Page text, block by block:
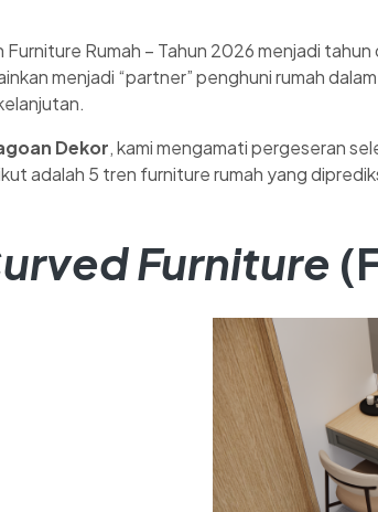
Furniture Rumah – Tahun 2026 menjadi
menjadi “partner” penghuni rumah
Dekor, kami mengamati pergeseran
adalah 5 tren furniture rumah yang
Furniture